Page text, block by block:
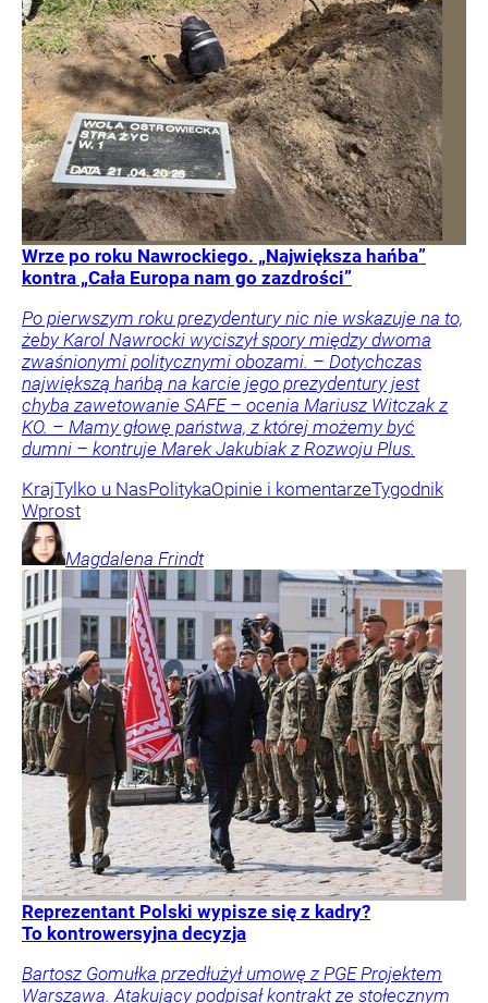
Wrze po roku Nawrockiego. „Największa hańba”
kontra „Cała Europa nam go zazdrości”
Po pierwszym roku prezydentury nic nie wskazuje na to,
żeby Karol Nawrocki wyciszył spory między dwoma
zwaśnionymi politycznymi obozami. – Dotychczas
największą hańbą na karcie jego prezydentury jest
chyba zawetowanie SAFE – ocenia Mariusz Witczak z
KO. – Mamy głowę państwa, z której możemy być
dumni – kontruje Marek Jakubiak z Rozwoju Plus.
KrajTylko u NasPolitykaOpinie i komentarzeTygodnik
Wprost
Magdalena Frindt
Reprezentant Polski wypisze się z kadry?
To kontrowersyjna decyzja
Bartosz Gomułka przedłużył umowę z PGE Projektem
Warszawa. Atakujący podpisał kontrakt ze stołecznym